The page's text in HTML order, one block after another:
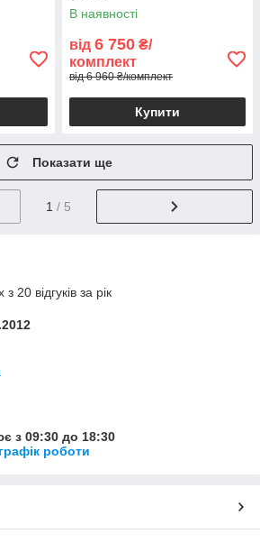
В наявності
від 6 750 ₴/
комплект
від 6 960 ₴/комплект
Купити
Показати ще
1 / 5
20 відгуків за рік
з 09:30 до 18:30
роботи